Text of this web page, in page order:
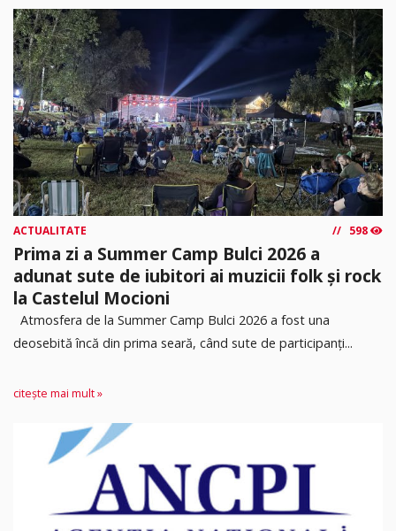
ACTUALITATE 598
Prima zi a Summer Camp Bulci 2026 a
adunat sute de iubitori ai muzicii folk și rock
la Castelul Mocioni
Atmosfera de la Summer Camp Bulci 2026 a fost una
deosebită încă din prima seară, când sute de participanți...
citește mai mult »